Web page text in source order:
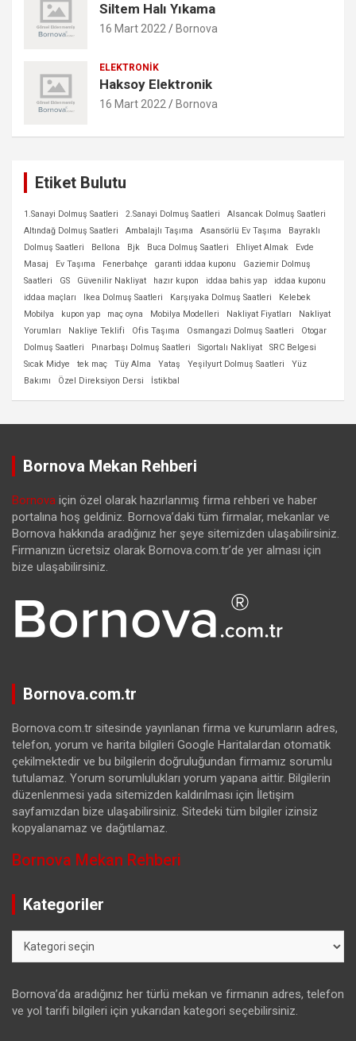
Siltem Halı Yıkama
16 Mart 2022 Bornova
ELEKTRONIK
Haksoy Elektronik
16 Mart 2022 Bornova
Etiket Bulutu
1.Sanayi Dolmuş Saatleri 2.Sanayi Dolmuş Saatleri
Alsancak Dolmuş Saatleri
Altındağ Dolmuş Saatleri
Ambalajlı Taşıma Asansörlü Ev Taşıma
Bayraklı
Dolmuş Saatleri
Bellona Bjk Buca Dolmuş Saatleri Ehliyet Almak
Evde
Masaj
Ev Taşıma Fenerbahçe garanti iddaa kuponu
Gaziemir Dolmuş
Saatleri
GS Güvenilir Nakliyat hazır kupon iddaa bahis yap
iddaa kuponu
iddaa maçları
Ikea Dolmuş Saatleri Karşıyaka Dolmuş Saatleri
Kelebek
Mobilya
kupon yap maç oyna Mobilya Modelleri Nakliyat Fiyatları
Nakliyat
Yorumları
Nakliye Teklifi Ofis Taşıma Osmangazi Dolmuş Saatleri
Otogar
Dolmuş Saatleri
Pınarbaşı Dolmuş Saatleri Sigortalı Nakliyat
SRC Belgesi
Sıcak Midye
tek maç Tüy Alma Yataş Yeşilyurt Dolmuş Saatleri
Yüz
Bakımı
Özel Direksiyon Dersi İstikbal
Bornova Mekan Rehberi
Bornova için özel olarak hazırlanmış firma rehberi ve haber
portalına hoş geldiniz. Bornova’daki tüm firmalar, mekanlar ve
Bornova hakkında aradığınız her şeye sitemizden ulaşabilirsiniz.
Firmanızın ücretsiz olarak Bornova.com.tr’de yer alması için
bize ulaşabilirsiniz.
Bornova.com.tr
Bornova.com.tr sitesinde yayınlanan firma ve kurumların adres,
telefon, yorum ve harita bilgileri Google Haritalardan otomatik
çekilmektedir ve bu bilgilerin doğruluğundan firmamız sorumlu
tutulamaz. Yorum sorumlulukları yorum yapana aittir. Bilgilerin
düzenlenmesi yada sitemizden kaldırılması için İletişim
sayfamızdan bize ulaşabilirsiniz. Sitedeki tüm bilgiler izinsiz
kopyalanamaz ve dağıtılamaz.
Bornova Mekan Rehberi
Kategoriler
Bornova’da aradığınız her türlü mekan ve firmanın adres, telefon
ve yol tarifi bilgileri için yukarıdan kategori seçebilirsiniz.